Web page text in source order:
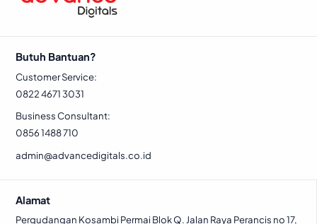
Butuh Bantuan?
Customer Service:
0822 4671 3031
Business Consultant:
0856 1488 710
admin@advancedigitals.co.id
Alamat
Pergudangan Kosambi Permai Blok Q. Jalan Raya Perancis no 17,